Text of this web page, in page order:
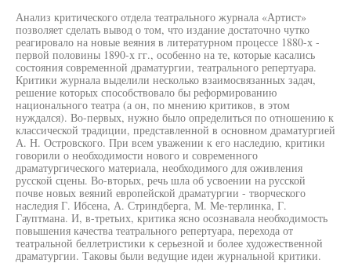
Анализ критического отдела театрального журнала «Артист»
позволяет сделать вывод о том, что издание достаточно чутко
реагировало на новые веяния в литературном процессе 1880-х -
первой половины 1890-х гг., особенно на те, которые касались
состояния современной драматургии, театрального репертуара.
Критики журнала выделили несколько взаимосвязанных задач,
решение которых способствовало бы реформированию
национального театра (а он, по мнению критиков, в этом
нуждался). Во-первых, нужно было определиться по отношению к
классической традиции, представленной в основном драматургией
А. Н. Островского. При всем уважении к его наследию, критики
говорили о необходимости нового и современного
драматургического материала, необходимого для оживления
русской сцены. Во-вторых, речь шла об усвоении на русской
почве новых веяний европейской драматургии - творческого
наследия Г. Ибсена, А. Стриндберга, М. Ме-терлинка, Г.
Гауптмана. И, в-третьих, критика ясно осознавала необходимость
повышения качества театрального репертуара, перехода от
театральной беллетристики к серьезной и более художественной
драматургии. Таковы были ведущие идеи журнальной критики.